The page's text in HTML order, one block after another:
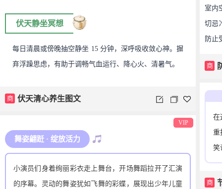
伏天静坐冥想
每日清晨或傍晚抽空静坐 15 分钟，深呼吸收敛心神。摒
弃浮躁思虑，有助于调畅气血运行、降心火、清暑气。
商 伏天清心养生图文
室内
切忌
防止
商
在
重
笑
商
舞姿翩跹 · 绽放活力
小演员们身着绚丽彩衣走上舞台，开场舞蹈拉开了汇演
的序幕。灵动的舞姿犹如飞舞的彩蝶，展现出少年儿童
VIP